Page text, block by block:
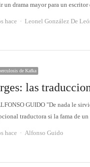
un drama mayor para un escritor
hace Autor
Leonel González De
de Kafka
las
GUIDO "De nada le
traductora si la fama de
hace Autor
Alfonso Guido